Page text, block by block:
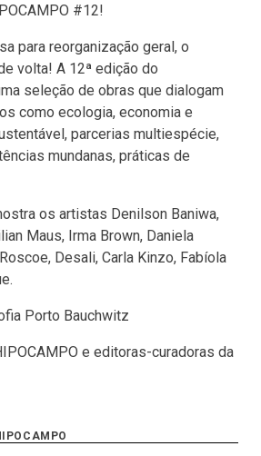
#12!
para reorganização geral, o
volta! A 12ª edição do
seleção de obras que dialogam
como ecologia, economia e
parcerias multiespécie,
mundanas, práticas de
os artistas Denilson Baniwa,
Maus, Irma Brown, Daniela
Desali, Carla Kinzo, Fabíola
Porto Bauchwitz
e editoras-curadoras da